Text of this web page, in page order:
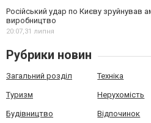
Російський удар по Києву зруйнував
виробництво
20:07,31 липня
Рубрики новин
Загальний розділ Техніка
Туризм Нерухомість
Будівництво Відпочинок